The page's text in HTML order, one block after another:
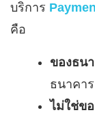
บริการ
คือ
ของธน
ธนาคา
ไม่ใช่ข